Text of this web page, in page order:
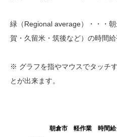
緑（Regional average）・・・
賀・久留米・筑後など）の時間
※ グラフを指やマウスでタッチ
とが出来ます。
朝倉市 軽作業 時間給